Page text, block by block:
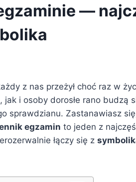
—
z nas przeżył choć raz w
i osoby dorosłe rano budzą
sprawdzianu. Zastanawiasz
egzamin to jeden z
łączy się z